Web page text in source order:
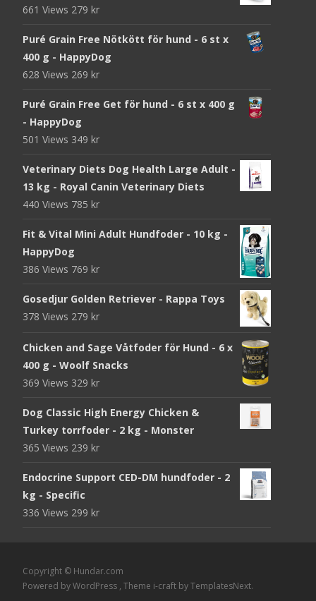
661 Views 279 kr
Puré Grain Free Nötkött för hund - 6 st x
400 g - HappyDog
628 Views 269 kr
Puré Grain Free Get för hund - 6 st x 400 g
- HappyDog
501 Views 349 kr
Veterinary Diets Dog Health Large Adult -
13 kg - Royal Canin Veterinary Diets
440 Views 785 kr
Fit & Vital Mini Adult Hundfoder - 10 kg -
HappyDog
386 Views 769 kr
Gosedjur Golden Retriever - Rappa Toys
378 Views 279 kr
Chicken and Sage Våtfoder för Hund - 6 x
400 g - Woolf Snacks
369 Views 329 kr
Dog Classic High Energy Chicken &
Turkey torrfoder - 2 kg - Monster
365 Views 239 kr
Endocrine Support CED-DM hundfoder - 2
kg - Specific
336 Views 299 kr
Copyright © Hundar.com
Powered by WordPress , Theme i-craft by TemplatesNext.